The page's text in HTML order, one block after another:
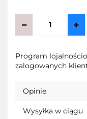
Program
zalogowanych
Opinie
Wysyłka w ciągu